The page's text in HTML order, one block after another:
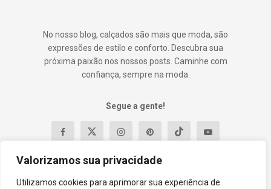
Valorizamos sua privacidade
Utilizamos cookies para aprimorar sua experiência de
No nosso blog, calçados são mais que moda, são
expressões de estilo e conforto. Descubra sua
próxima paixão nos nossos posts. Caminhe com
confiança, sempre na moda.
Segue a gente!